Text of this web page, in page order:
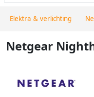
Elektra & verlichting
Netgear